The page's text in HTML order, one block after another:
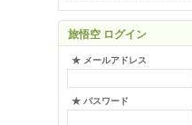
旅悟空 ログイン
★ メールアドレス
★ パスワード